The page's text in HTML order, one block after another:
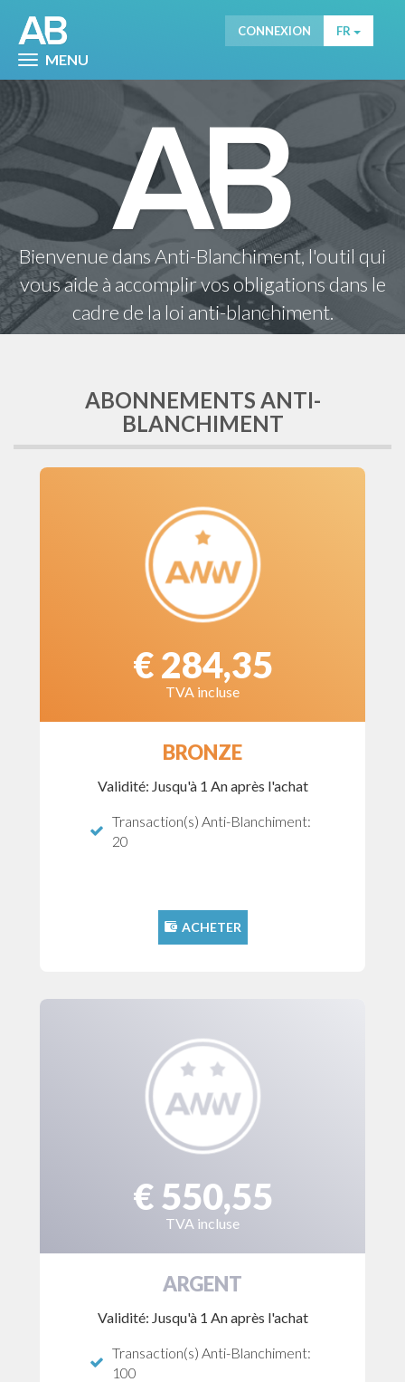
MENU
CONNEXION FR
Bienvenue dans Anti-Blanchiment, l'outil qui
vous aide à accomplir vos obligations dans le
cadre de la loi anti-blanchiment.
ABONNEMENTS ANTI-
BLANCHIMENT
€ 284,35
TVA incluse
BRONZE
Validité: Jusqu'à 1 An après l'achat
Transaction(s) Anti-Blanchiment:
20
ACHETER
€ 550,55
TVA incluse
ARGENT
Validité: Jusqu'à 1 An après l'achat
Transaction(s) Anti-Blanchiment:
100